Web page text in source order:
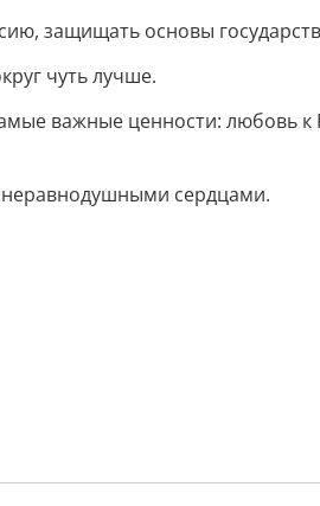
защищать основы
чуть лучше.
важные ценности: любовь к
сердцами.